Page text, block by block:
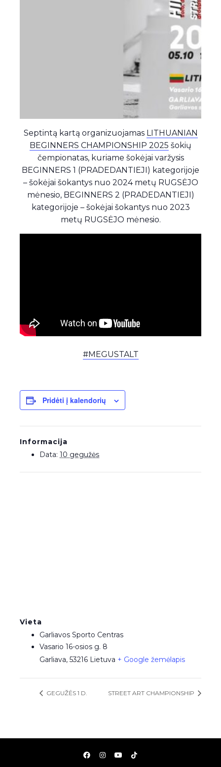
Septintą kartą organizuojamas LITHUANIAN
BEGINNERS CHAMPIONSHIP 2025 šokių
čempionatas, kuriame šokėjai varžysis
BEGINNERS 1 (PRADEDANTIEJI) kategorijoje
– šokėjai šokantys nuo 2024 metų RUGSĖJO
mėnesio, BEGINNERS 2 (PRADEDANTIEJI)
kategorijoje – šokėjai šokantys nuo 2023
metų RUGSĖJO mėnesio.
#MEGUSTALT
Pridėti į kalendorių
Informacija
Data: 10 gegužės
Vieta
Garliavos Sporto Centras
Vasario 16-osios g. 8
Garliava, 53216 Lietuva + Google žemėlapis
GEGUŽĖS 1 D. STREET ART CHAMPIONSHIP